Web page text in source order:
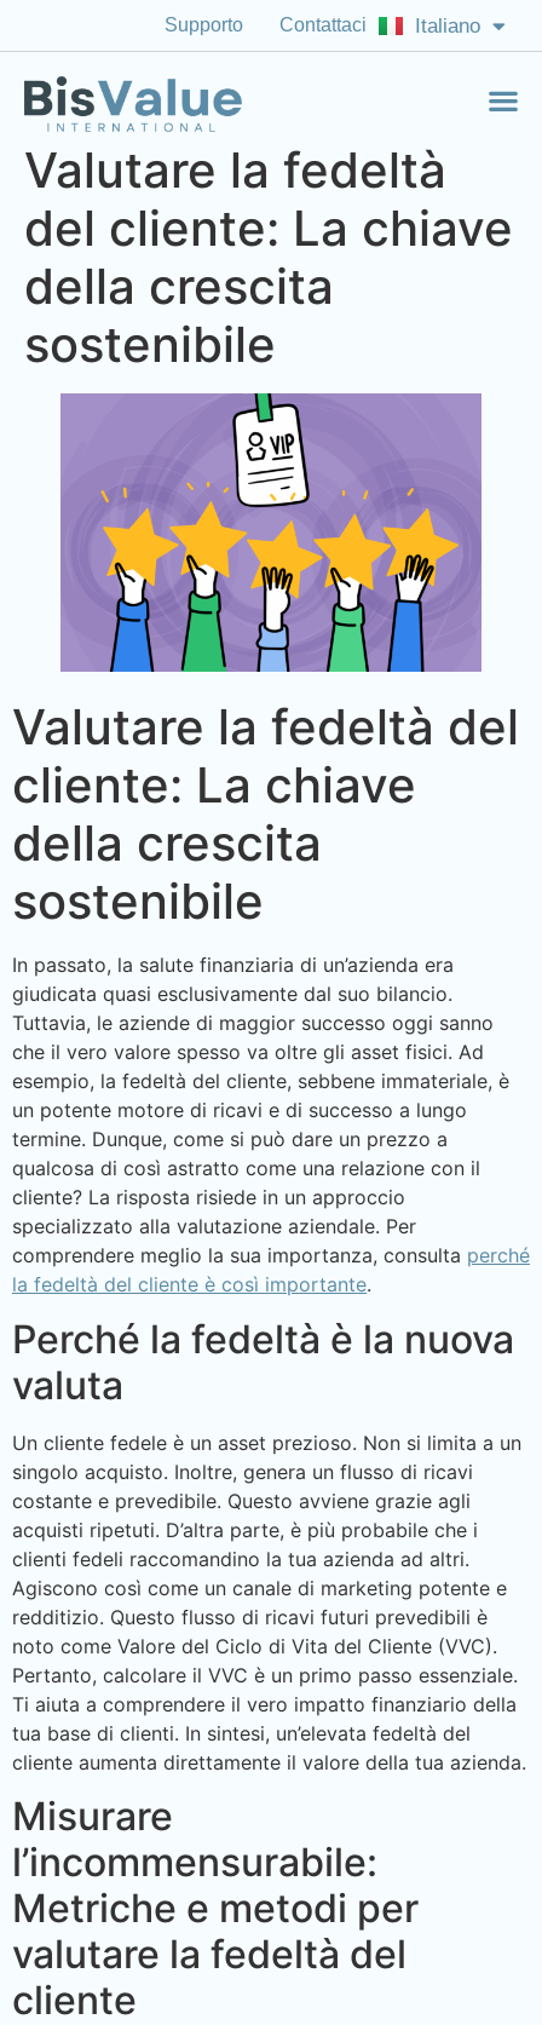
Supporto Contattaci Italiano
English (US)
Valutare la fedeltà
del cliente: La chiave
della crescita
sostenibile
Valutare la fedeltà del
cliente: La chiave
della crescita
sostenibile
In passato, la salute finanziaria di un’azienda era
giudicata quasi esclusivamente dal suo bilancio.
Tuttavia, le aziende di maggior successo oggi sanno
che il vero valore spesso va oltre gli asset fisici. Ad
esempio, la fedeltà del cliente, sebbene immateriale, è
un potente motore di ricavi e di successo a lungo
termine. Dunque, come si può dare un prezzo a
qualcosa di così astratto come una relazione con il
cliente? La risposta risiede in un approccio
specializzato alla valutazione aziendale. Per
comprendere meglio la sua importanza, consulta perché
la fedeltà del cliente è così importante.
Perché la fedeltà è la nuova
valuta
Un cliente fedele è un asset prezioso. Non si limita a un
singolo acquisto. Inoltre, genera un flusso di ricavi
costante e prevedibile. Questo avviene grazie agli
acquisti ripetuti. D’altra parte, è più probabile che i
clienti fedeli raccomandino la tua azienda ad altri.
Agiscono così come un canale di marketing potente e
redditizio. Questo flusso di ricavi futuri prevedibili è
noto come Valore del Ciclo di Vita del Cliente (VVC).
Pertanto, calcolare il VVC è un primo passo essenziale.
Ti aiuta a comprendere il vero impatto finanziario della
tua base di clienti. In sintesi, un’elevata fedeltà del
cliente aumenta direttamente il valore della tua azienda.
Misurare
l’incommensurabile:
Metriche e metodi per
valutare la fedeltà del
cliente